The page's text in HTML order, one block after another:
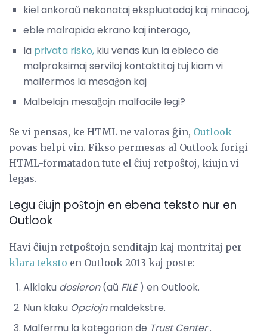
kiel ankoraŭ nekonataj ekspluatadoj kaj minacoj,
eble malrapida ekrano kaj interago,
la privata risko, kiu venas kun la ebleco de
malproksimaj serviloj kontaktitaj tuj kiam vi
malfermos la mesaĝon kaj
Malbelajn mesaĝojn malfacile legi?
Se vi pensas, ke HTML ne valoras ĝin, Outlook
povas helpi vin. Fikso permesas al Outlook forigi
HTML-formatadon tute el ĉiuj retpoŝtoj, kiujn vi
legas.
Legu ĉiujn poŝtojn en ebena teksto nur en
Outlook
Havi ĉiujn retpoŝtojn senditajn kaj montritaj per
klara teksto en Outlook 2013 kaj poste:
Alklaku dosieron(aŭ FILE) en Outlook.
Nun klaku Opciojnmaldekstre.
Malfermu la kategorion de Trust Center.